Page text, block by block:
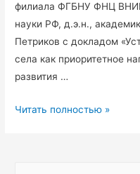
филиала ФГБНУ ФНЦ
науки РФ, д.э.н.,
Петриков с докладом
села как приоритетное
развития …
26.06.2024
Читать полностью »